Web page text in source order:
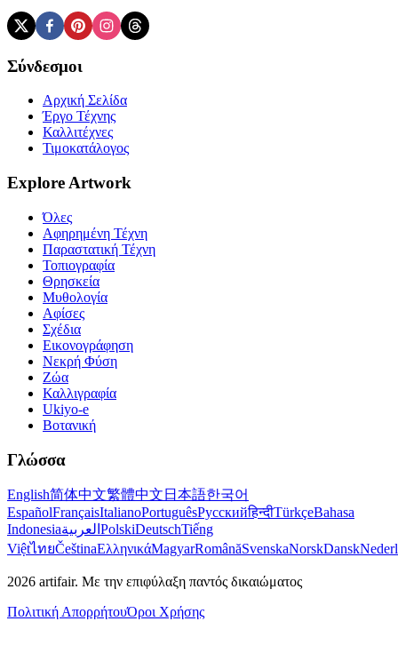
Σύνδεσμοι
Αρχική Σελίδα
Έργο Τέχνης
Καλλιτέχνες
Τιμοκατάλογος
Explore Artwork
Όλες
Αφηρημένη Τέχνη
Παραστατική Τέχνη
Τοπιογραφία
Θρησκεία
Μυθολογία
Αφίσες
Σχέδια
Εικονογράφηση
Νεκρή Φύση
Ζώα
Καλλιγραφία
Ukiyo-e
Βοτανική
Γλώσσα
English简体中文繁體中文 日本語한국어
EspañolFrançaisItalianoPortuguêsРусскийहिन्दीTürkçeBahasa
Indonesiaالعربية PolskiDeutschTiếng
ViệtไทยČeštinaΕλληνικάMagyarRomânăSvenskaNorskDansk
2026 artifair. Με την επιφύλαξη παντός δικαιώματος
Πολιτική ΑπορρήτουΌροι Χρήσης